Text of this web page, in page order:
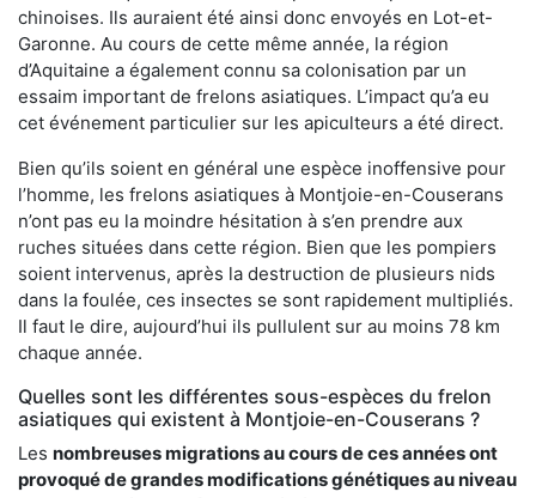
chinoises. Ils auraient été ainsi donc envoyés en Lot-et-
Garonne. Au cours de cette même année, la région
d’Aquitaine a également connu sa colonisation par un
essaim important de frelons asiatiques. L’impact qu’a eu
cet événement particulier sur les apiculteurs a été direct.
Bien qu’ils soient en général une espèce inoffensive pour
l’homme, les frelons asiatiques à Montjoie-en-Couserans
n’ont pas eu la moindre hésitation à s’en prendre aux
ruches situées dans cette région. Bien que les pompiers
soient intervenus, après la destruction de plusieurs nids
dans la foulée, ces insectes se sont rapidement multipliés.
Il faut le dire, aujourd’hui ils pullulent sur au moins 78 km
chaque année.
Quelles sont les différentes sous-espèces du frelon
asiatiques qui existent à Montjoie-en-Couserans ?
Les nombreuses migrations au cours de ces années ont
provoqué de grandes modifications génétiques au niveau